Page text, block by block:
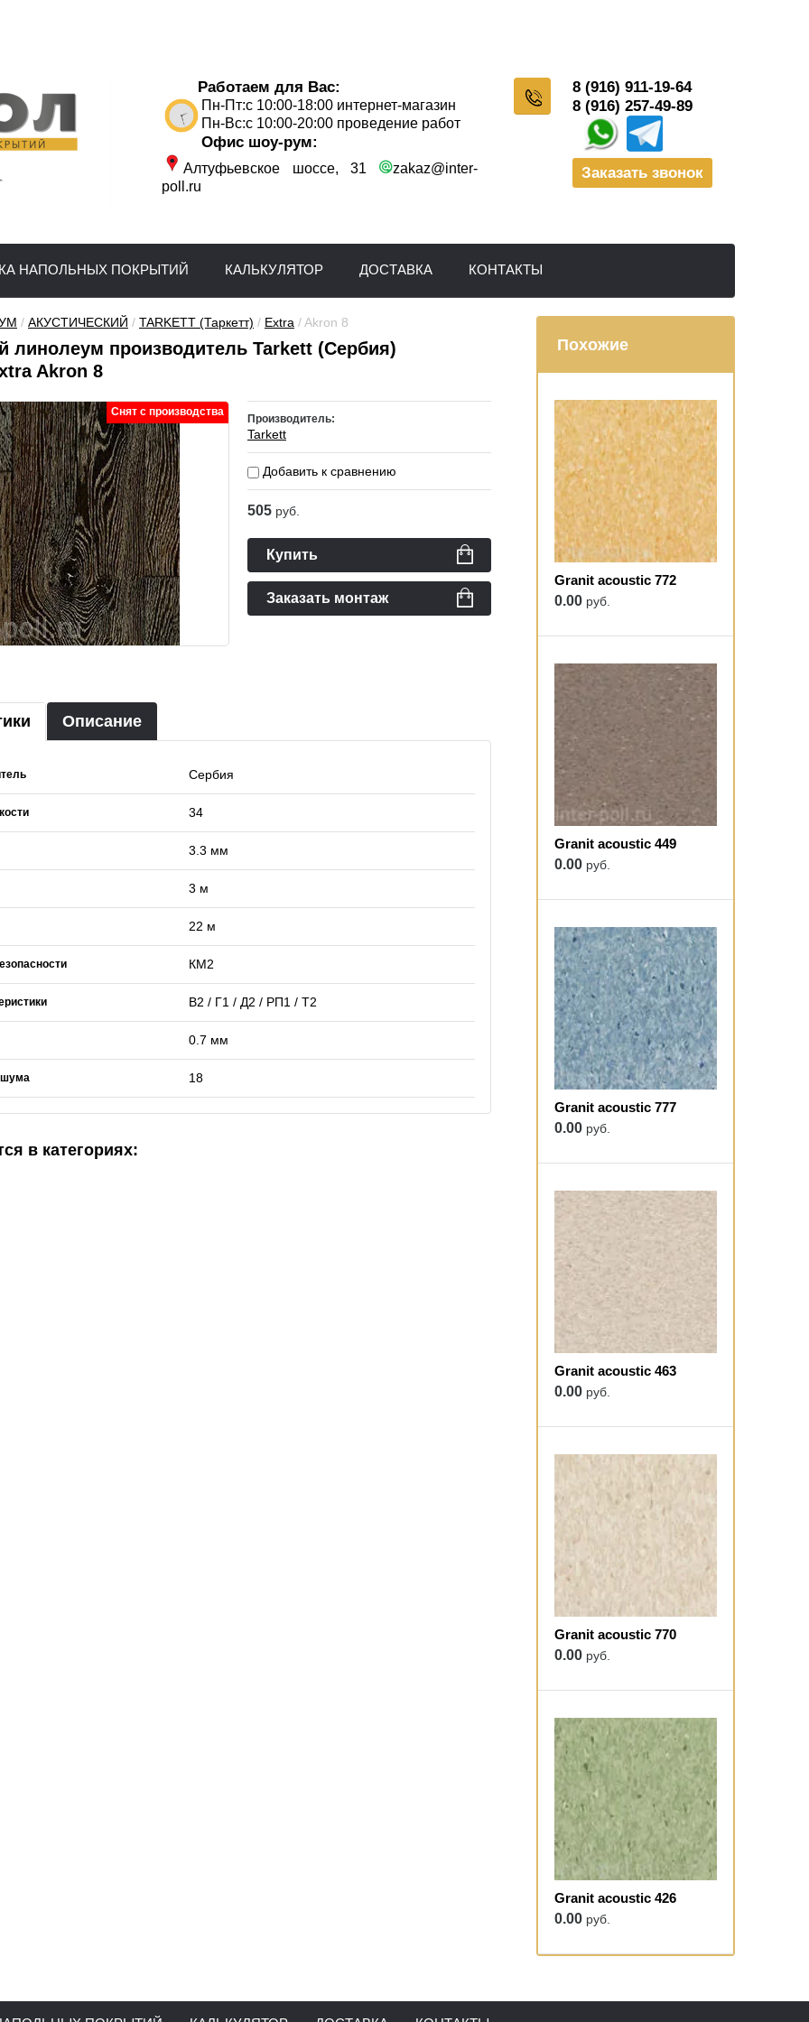
8 (916) 911-19-64
8 (916) 257-49-89
Заказать звонок
Работаем для Вас:
Пн-Пт:с 10:00-18:00 интернет-магазин
Пн-Вс:с 10:00-20:00 проведение работ
Офис шоу-рум:
Алтуфьевское шоссе, 31
zakaz@inter-
poll.ru
НАПОЛЬНЫХ ПОКРЫТИЙ КАЛЬКУЛЯТОР ДОСТАВКА КОНТАКТЫ
/ АКУСТИЧЕСКИЙ / TARKETT (Таркетт) / Extra / Akron 8
линолеум производитель Tarkett (Сербия)
Akron 8
Снят с производства
Производитель:
Tarkett
Добавить к сравнению
505 руб.
Купить
Заказать монтаж
Описание
Сербия
34
3.3 мм
3 м
22 м
КМ2
В2 / Г1 / Д2 / РП1 / Т2
0.7 мм
шума 18
в категориях:
Похожие
Granit acoustic 772
0.00 руб.
Granit acoustic 449
0.00 руб.
Granit acoustic 777
0.00 руб.
Granit acoustic 463
0.00 руб.
Granit acoustic 770
0.00 руб.
Granit acoustic 426
0.00 руб.